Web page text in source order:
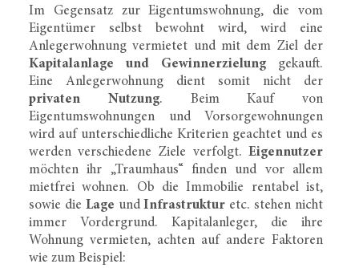
Im Gegensatz zur Eigentumswohnung, die vom
Eigentümer selbst bewohnt wird, wird eine
Anlegerwohnung vermietet und mit dem Ziel der
Kapitalanlage und Gewinnerzielung gekauft.
Eine Anlegerwohnung dient somit nicht der
privaten Nutzung. Beim Kauf von
Eigentumswohnungen und Vorsorgewohnungen
wird auf unterschiedliche Kriterien geachtet und es
werden verschiedene Ziele verfolgt.Eigennutzer
möchten ihr „Traumhaus“ finden und vor allem
mietfrei wohnen. Ob die Immobilie rentabel ist,
sowie die Lage undInfrastruktur etc. stehen nicht
immer Vordergrund. Kapitalanleger, die ihre
Wohnung vermieten, achten auf andere Faktoren
wie zum Beispiel: